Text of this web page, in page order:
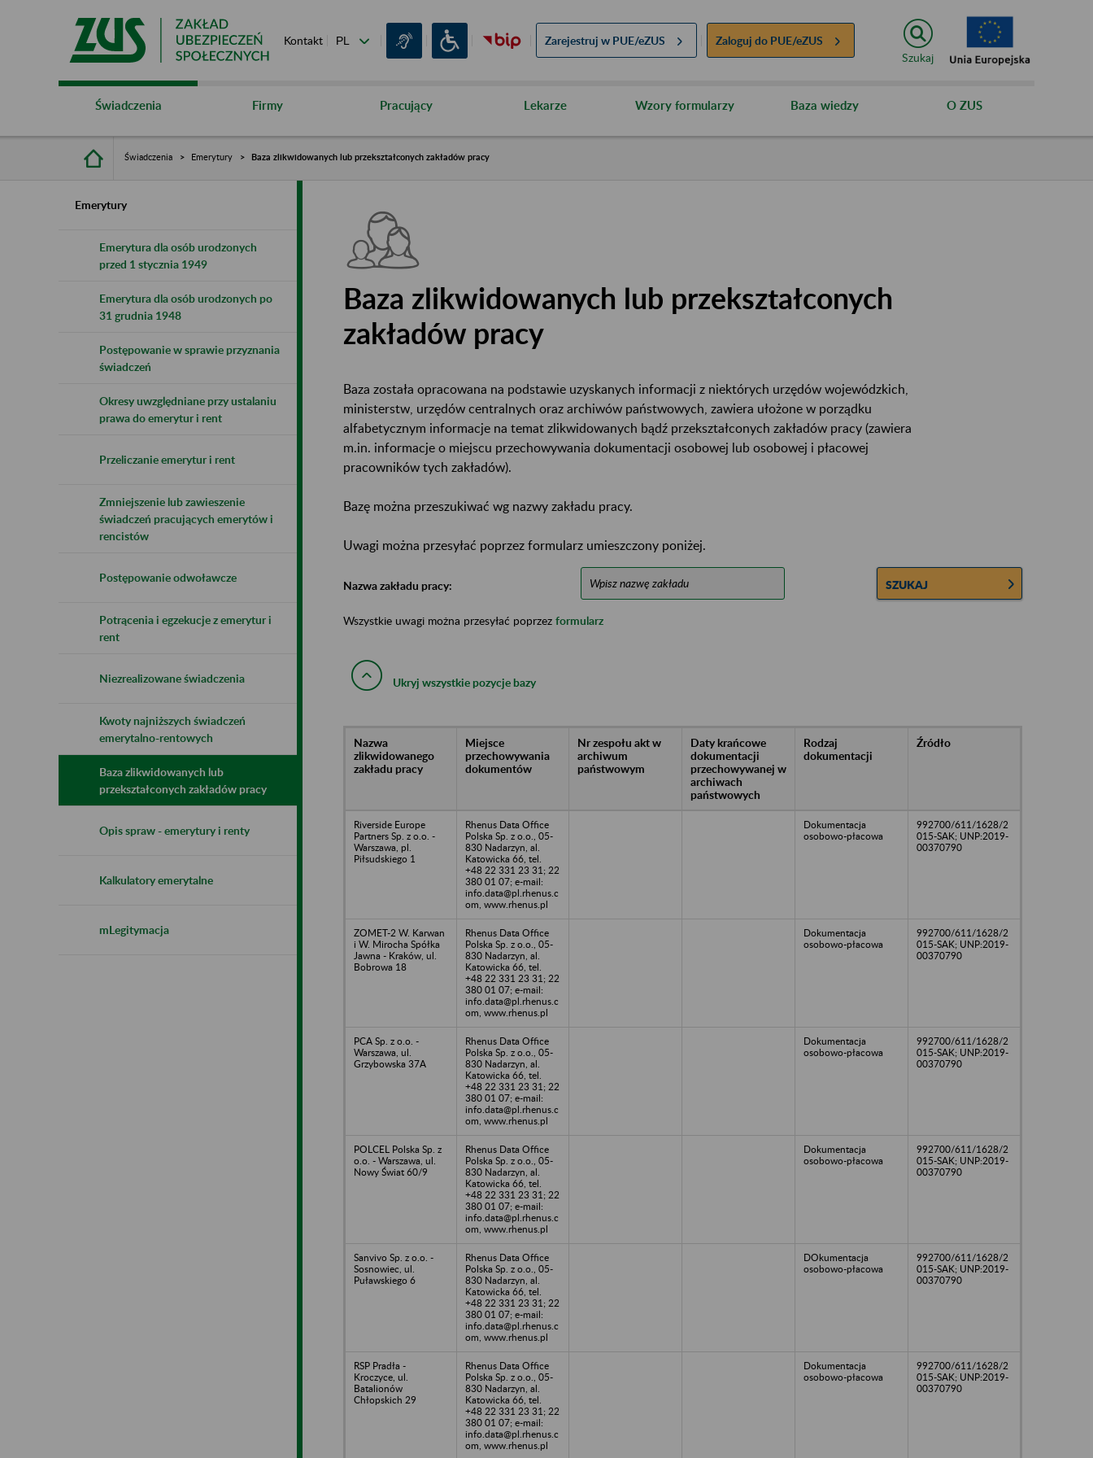
Kontakt Zarejestruj w PUE/eZUS Zaloguj do PUE/eZUS
Szukaj
Świadczenia Firmy Pracujący Lekarze Wzory formularzy Baza wiedzy O ZUS
Świadczenia Emerytury Baza zlikwidowanych lub przekształconych zakładów pracy
Emerytury
Emerytura dla osób urodzonych
przed 1 stycznia 1949
Emerytura dla osób urodzonych po
31 grudnia 1948
Postępowanie w sprawie przyznania
świadczeń
Okresy uwzględniane przy ustalaniu
prawa do emerytur i rent
Przeliczanie emerytur i rent
Zmniejszenie lub zawieszenie
świadczeń pracujących emerytów i
rencistów
Postępowanie odwoławcze
Potrącenia i egzekucje z emerytur i
rent
Niezrealizowane świadczenia
Kwoty najniższych świadczeń
emerytalno-rentowych
Baza zlikwidowanych lub
przekształconych zakładów pracy
Opis spraw - emerytury i renty
Kalkulatory emerytalne
mLegitymacja
Baza zlikwidowanych lub przekształconych
zakładów pracy
Baza została opracowana na podstawie uzyskanych informacji z niektórych urzędów wojewódzkich,
ministerstw, urzędów centralnych oraz archiwów państwowych, zawiera ułożone w porządku
alfabetycznym informacje na temat zlikwidowanych bądź przekształconych zakładów pracy (zawiera
m.in. informacje o miejscu przechowywania dokumentacji osobowej lub osobowej i płacowej
pracowników tych zakładów).
Bazę można przeszukiwać wg nazwy zakładu pracy.
Uwagi można przesyłać poprzez formularz umieszczony poniżej.
Nazwa zakładu pracy: SZUKAJ
Wszystkie uwagi można przesyłać poprzez formularz
Ukryj wszystkie pozycje bazy
Nazwa
zlikwidowanego
zakładu pracy
Miejsce
przechowywania
dokumentów
Nr zespołu akt w
archiwum
państwowym
Daty krańcowe
dokumentacji
przechowywanej w
archiwach
państwowych
Rodzaj
dokumentacji
Źródło
Riverside Europe
Partners Sp. z o.o. -
Warszawa, pl.
Piłsudskiego 1
Rhenus Data Office
Polska Sp. z o.o., 05-
830 Nadarzyn, al.
Katowicka 66, tel.
+48 22 331 23 31; 22
380 01 07; e-mail:
info.data@pl.rhenus.c
om, www.rhenus.pl
Dokumentacja
osobowo-płacowa
992700/611/1628/2
015-SAK; UNP:2019-
00370790
ZOMET-2 W. Karwan
i W. Mirocha Spółka
Jawna - Kraków, ul.
Bobrowa 18
Rhenus Data Office
Polska Sp. z o.o., 05-
830 Nadarzyn, al.
Katowicka 66, tel.
+48 22 331 23 31; 22
380 01 07; e-mail:
info.data@pl.rhenus.c
om, www.rhenus.pl
Dokumentacja
osobowo-płacowa
992700/611/1628/2
015-SAK; UNP:2019-
00370790
PCA Sp. z o.o. -
Warszawa, ul.
Grzybowska 37A
Rhenus Data Office
Polska Sp. z o.o., 05-
830 Nadarzyn, al.
Katowicka 66, tel.
+48 22 331 23 31; 22
380 01 07; e-mail:
info.data@pl.rhenus.c
om, www.rhenus.pl
Dokumentacja
osobowo-płacowa
992700/611/1628/2
015-SAK; UNP:2019-
00370790
POLCEL Polska Sp. z
o.o. - Warszawa, ul.
Nowy Świat 60/9
Rhenus Data Office
Polska Sp. z o.o., 05-
830 Nadarzyn, al.
Katowicka 66, tel.
+48 22 331 23 31; 22
380 01 07; e-mail:
info.data@pl.rhenus.c
om, www.rhenus.pl
Dokumentacja
osobowo-płacowa
992700/611/1628/2
015-SAK; UNP:2019-
00370790
Sanvivo Sp. z o.o. -
Sosnowiec, ul.
Puławskiego 6
Rhenus Data Office
Polska Sp. z o.o., 05-
830 Nadarzyn, al.
Katowicka 66, tel.
+48 22 331 23 31; 22
380 01 07; e-mail:
info.data@pl.rhenus.c
om, www.rhenus.pl
DOkumentacja
osobowo-płacowa
992700/611/1628/2
015-SAK; UNP:2019-
00370790
RSP Pradła -
Kroczyce, ul.
Batalionów
Chłopskich 29
Rhenus Data Office
Polska Sp. z o.o., 05-
830 Nadarzyn, al.
Katowicka 66, tel.
+48 22 331 23 31; 22
380 01 07; e-mail:
info.data@pl.rhenus.c
om, www.rhenus.pl
Dokumentacja
osobowo-płacowa
992700/611/1628/2
015-SAK; UNP:2019-
00370790